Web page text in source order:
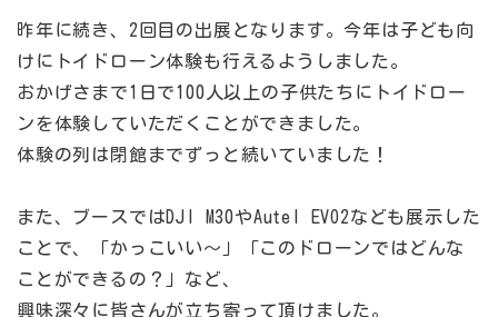
昨年に続き、2回目の出展となります。今年は子ども向
けにトイドローン体験も行えるようしました。
おかげさまで1日で100人以上の子供たちにトイドロー
ンを体験していただくことができました。
体験の列は閉館までずっと続いていました！
また、ブースではDJI M30やAutel EVO2なども展示した
ことで、「かっこいい～」「このドローンではどんな
ことができるの？」など、
興味深々に皆さんが立ち寄って頂けました。